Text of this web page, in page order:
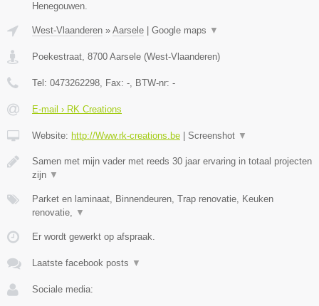
Henegouwen.
West-Vlaanderen » Aarsele Google maps ▼
Poekestraat, 8700 Aarsele (West-Vlaanderen)
Tel: 0473262298, Fax: -, BTW-nr: -
E-mail › RK Creations
Website: http://Www.rk-creations.be Screenshot ▼
Samen met mijn vader met reeds 30 jaar ervaring in totaal projecten
zijn ▼
Parket en laminaat, Binnendeuren, Trap renovatie, Keuken
renovatie, ▼
Er wordt gewerkt op afspraak.
Laatste facebook posts ▼
Sociale media: